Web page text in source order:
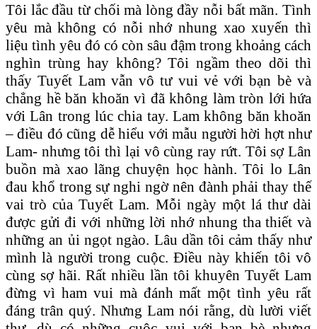
Tôi lắc đầu từ chối mà lòng đầy nỗi bất mãn. Tình
yêu mà không có nỗi nhớ nhung xao xuyến thì
liệu tình yêu đó có còn sâu đậm trong khoảng cách
nghìn trùng hay không? Tôi ngầm theo dõi thì
thấy Tuyết Lam vẫn vô tư vui vẻ với bạn bè và
chẳng hề băn khoăn vì đã không làm tròn lới hứa
với Lân trong lúc chia tay. Lam không băn khoăn
– điều đó cũng dễ hiểu với mẫu người hời hợt như
Lam- nhưng tôi thì lại vô cùng ray rứt. Tôi sợ Lân
buồn mà xao lãng chuyện học hành. Tôi lo Lân
đau khổ trong sự nghi ngờ nên đành phải thay thế
vai trò của Tuyết Lam. Mỗi ngày một lá thư dài
được gửi đi với những lời nhớ nhung tha thiết và
những an ủi ngọt ngào. Lâu dần tôi cảm thấy như
mình là người trong cuộc. Ðiều này khiến tôi vô
cùng sợ hãi. Rất nhiều lần tôi khuyên Tuyết Lam
đừng vì ham vui mà đánh mất một tình yêu rất
đáng trân quý. Nhưng Lam nói rằng, dù lười viết